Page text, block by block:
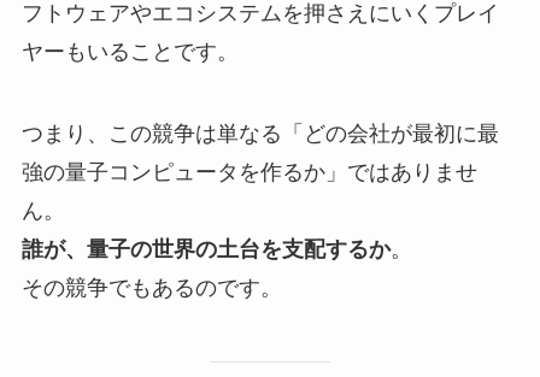
フトウェアやエコシステムを押さえにいくプレイ
ヤーもいることです。
つまり、この競争は単なる「どの会社が最初に最
強の量子コンピュータを作るか」ではありませ
ん。
誰が、量子の世界の土台を支配するか。
その競争でもあるのです。